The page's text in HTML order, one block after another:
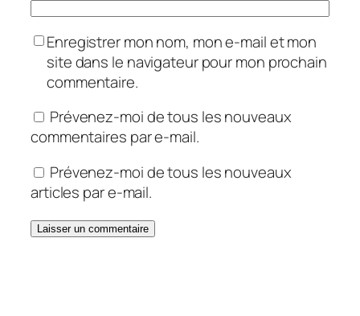
Enregistrer mon nom, mon e-mail et mon
site dans le navigateur pour mon prochain
commentaire.
Prévenez-moi de tous les nouveaux
commentaires par e-mail.
Prévenez-moi de tous les nouveaux
articles par e-mail.